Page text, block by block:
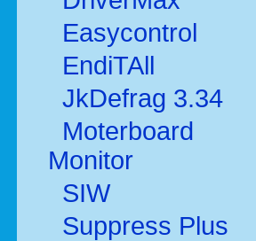
Easycontrol
EndiTAll
JkDefrag 3.34
Moterboard
Monitor
SIW
Suppress Plus